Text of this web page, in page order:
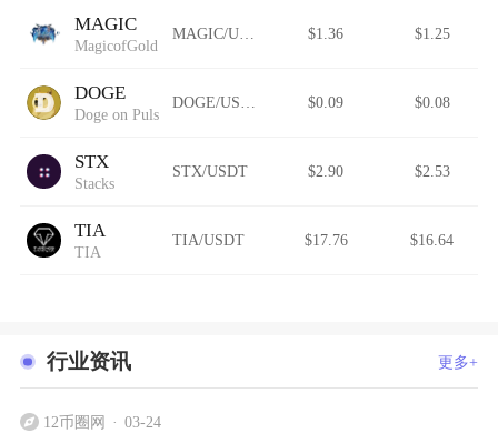
MAGIC
MagicofGold
MAGIC/USDT $1.36 $1.25
DOGE
Doge on Pulsechain
$0.09 $0.08
STX
Stacks
STX/USDT $2.90 $2.53
TIA
TIA
TIA/USDT $17.76 $16.64
行业资讯 更多+
12币圈网 03-24